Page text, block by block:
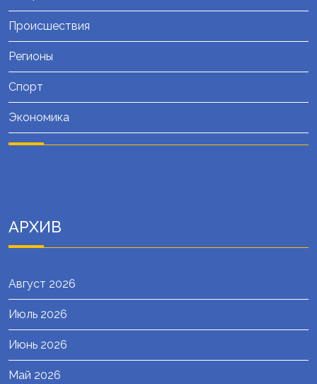
Происшествия
Регионы
Спорт
Экономика
АРХИВ
Август 2026
Июль 2026
Июнь 2026
Май 2026